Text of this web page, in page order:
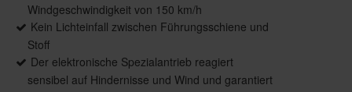
Windgeschwindigkeit von 150 km/h
Kein Lichteinfall zwischen Führungsschiene und
Stoff
Der elektronische Spezialantrieb reagiert
sensibel auf Hindernisse und Wind und garantiert